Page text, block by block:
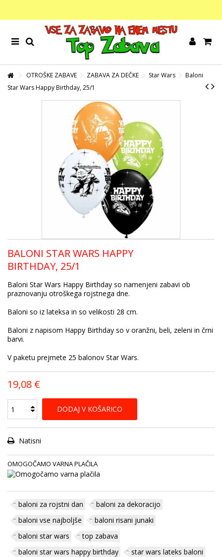
OTROŠKE ZABAVE ZABAVA ZA DEČKE Star Wars
Baloni
Star Wars Happy Birthday, 25/1
BALONI STAR WARS HAPPY
BIRTHDAY, 25/1
Baloni Star Wars Happy Birthday so namenjeni zabavi ob
praznovanju otroškega rojstnega dne.
Baloni so iz lateksa in so velikosti 28 cm.
Baloni z napisom Happy Birthday so v oranžni, beli, zeleni in črni
barvi.
V paketu prejmete 25 balonov Star Wars.
19,08 €
DODAJ V KOŠARICO
Natisni
OMOGOČAMO VARNA PLAČILA
baloni za rojstni dan
baloni za dekoracijo
baloni vse najboljše
baloni risani junaki
baloni star wars
top zabava
baloni star wars happy birthday
star wars lateks baloni